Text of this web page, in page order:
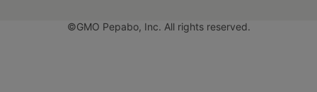
©GMO Pepabo, Inc. All rights reserved.